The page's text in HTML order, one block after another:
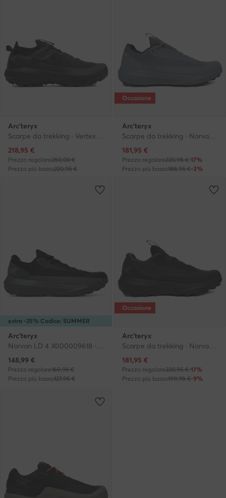
Arc'teryx
Scarpe da trekking · Vertex Alpine X000009019 · Nero
Prezzo attuale
218,95 €
Prezzo regolare250,00 €
Prezzo più basso220,95 €
Occasione
Arc'teryx
Scarpe da trekking · Norvan Ld 4 Gtx X000010397 · Grigio
Prezzo attuale
181,95 €
Prezzo regolare220,95 €-17%
Prezzo più basso188,95 €-3%
extra -25% Codice: SUMMER
Arc'teryx
Norvan LD 4 X000009618 · Scarpe running
Prezzo attuale
148,99 €
Prezzo regolare169,95 €
Prezzo più basso127,95 €
Occasione
Arc'teryx
Scarpe da trekking · Norvan Ld 4 Gtx X000010399 · Nero
Prezzo attuale
181,95 €
Prezzo regolare220,95 €-17%
Prezzo più basso199,95 €-9%